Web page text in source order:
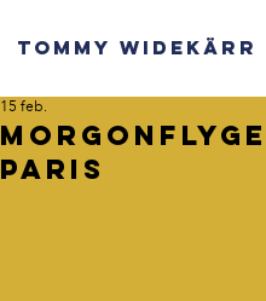
TOMMY WIDEKÄRR
Paris
15 feb.